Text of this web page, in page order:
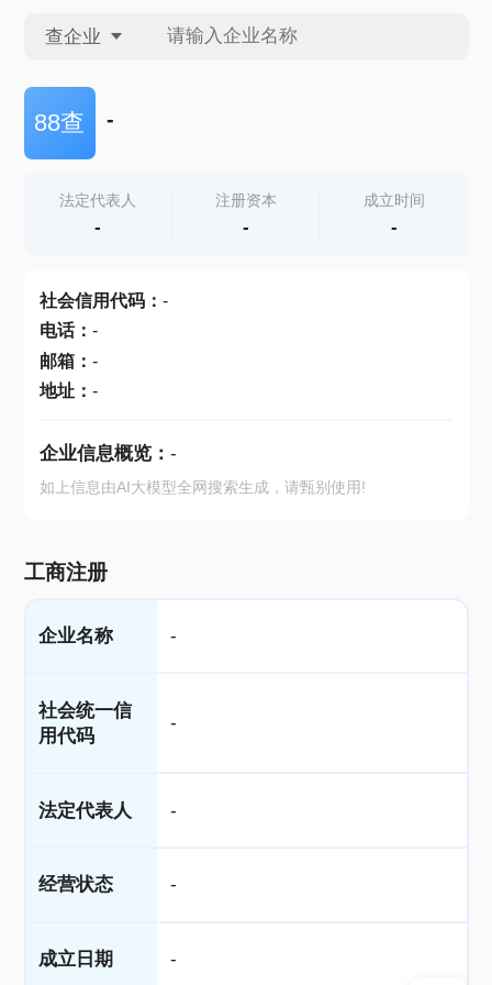
查企业
查企业
查产地
88查 -
法定代表人
-
注册资本
-
成立时间
-
社会信用代码： -
电话： -
邮箱： -
地址： -
企业信息概览： -
如上信息由AI大模型全网搜索生成，请甄别使用!
工商注册
企业名称 -
社会统一信
用代码
-
法定代表人 -
经营状态 -
成立日期 -